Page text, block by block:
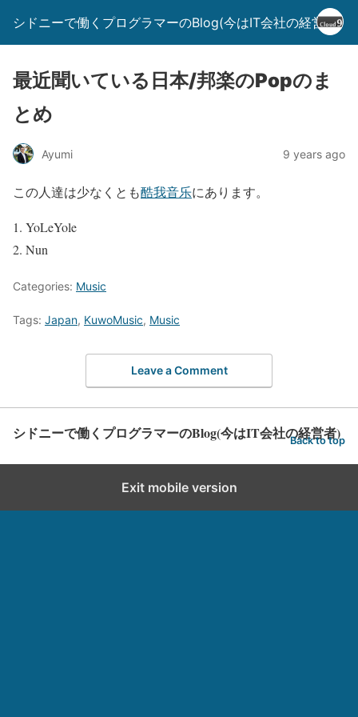
シドニーで働くプログラマーのBlog(今はIT会社の経営者)
最近聞いている日本/邦楽のPopのま
とめ
Ayumi 9 years ago
この人達は少なくとも酷我音乐にあります。
YoLeYole
Nun
Categories: Music
Tags: Japan, KuwoMusic, Music
Leave a Comment
シドニーで働くプログラマーのBlog(今はIT会社の経営者)
Back to top
Exit mobile version